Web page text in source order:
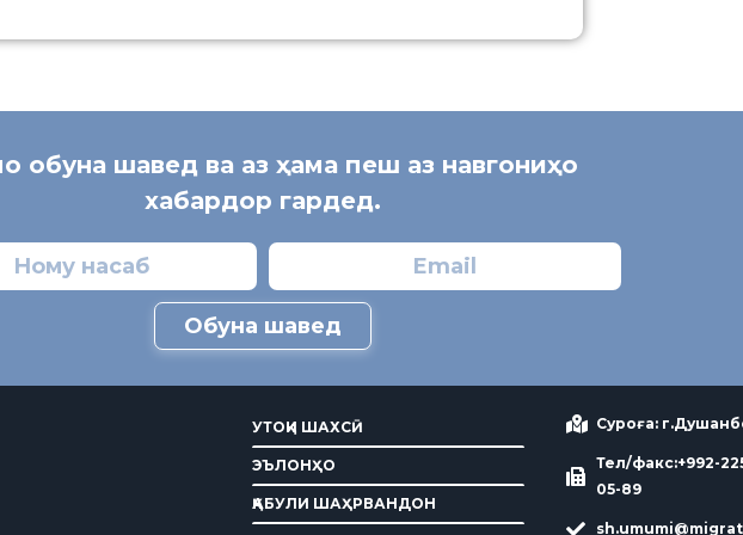
обуна шавед ва аз ҳама пеш аз навгониҳо
хабардор гардед.
Обуна шавед
УТОҚИ ШАХСӢ
ЭЪЛОНҲО
ҚАБУЛИ ШАҲРВАНДОН
Суроға:
Тел/факс:+992-
05-89